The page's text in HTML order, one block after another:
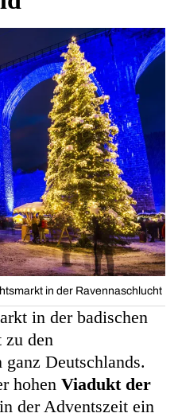
in der Ravennaschlucht
in der badischen
den
Deutschlands.
hohen Viadukt der
der Adventszeit ein